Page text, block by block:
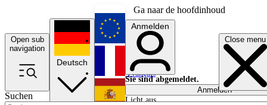
Ga naar de hoofdinhoud
Open sub
navigation
Close menu
Suchen
Deutsch
English
Français
Anmelden
Sie sind abgemeldet.
Anmelden
Licht aus